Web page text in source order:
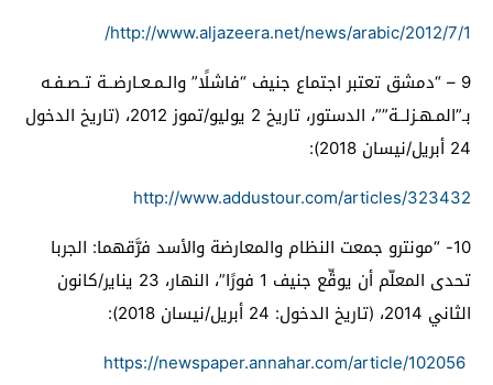
http://www.aljazeera.net/news/arabic/2012/7/1/
9 –
“دمشق تعتبر اجتماع جنيف “فاشلًا” والـمـعـارضــة تـصـفـه
بـ”المـهـزلــة””، الدستور، تاريخ 2 يوليو/تموز 2012، (تاريخ الدخول
24 أبريل/نيسان 2018):
http://www.addustour.com/articles/323432
10- “مونترو جمعت النظام والمعارضة والأسد فرَّقهما: الجربا
تحدى المعلّم أن يوقِّع جنيف 1 فورًا”، النهار، 23 يناير/كانون
الثاني 2014، (تاريخ الدخول: 24 أبريل/نيسان 2018):
https://newspaper.annahar.com/article/102056